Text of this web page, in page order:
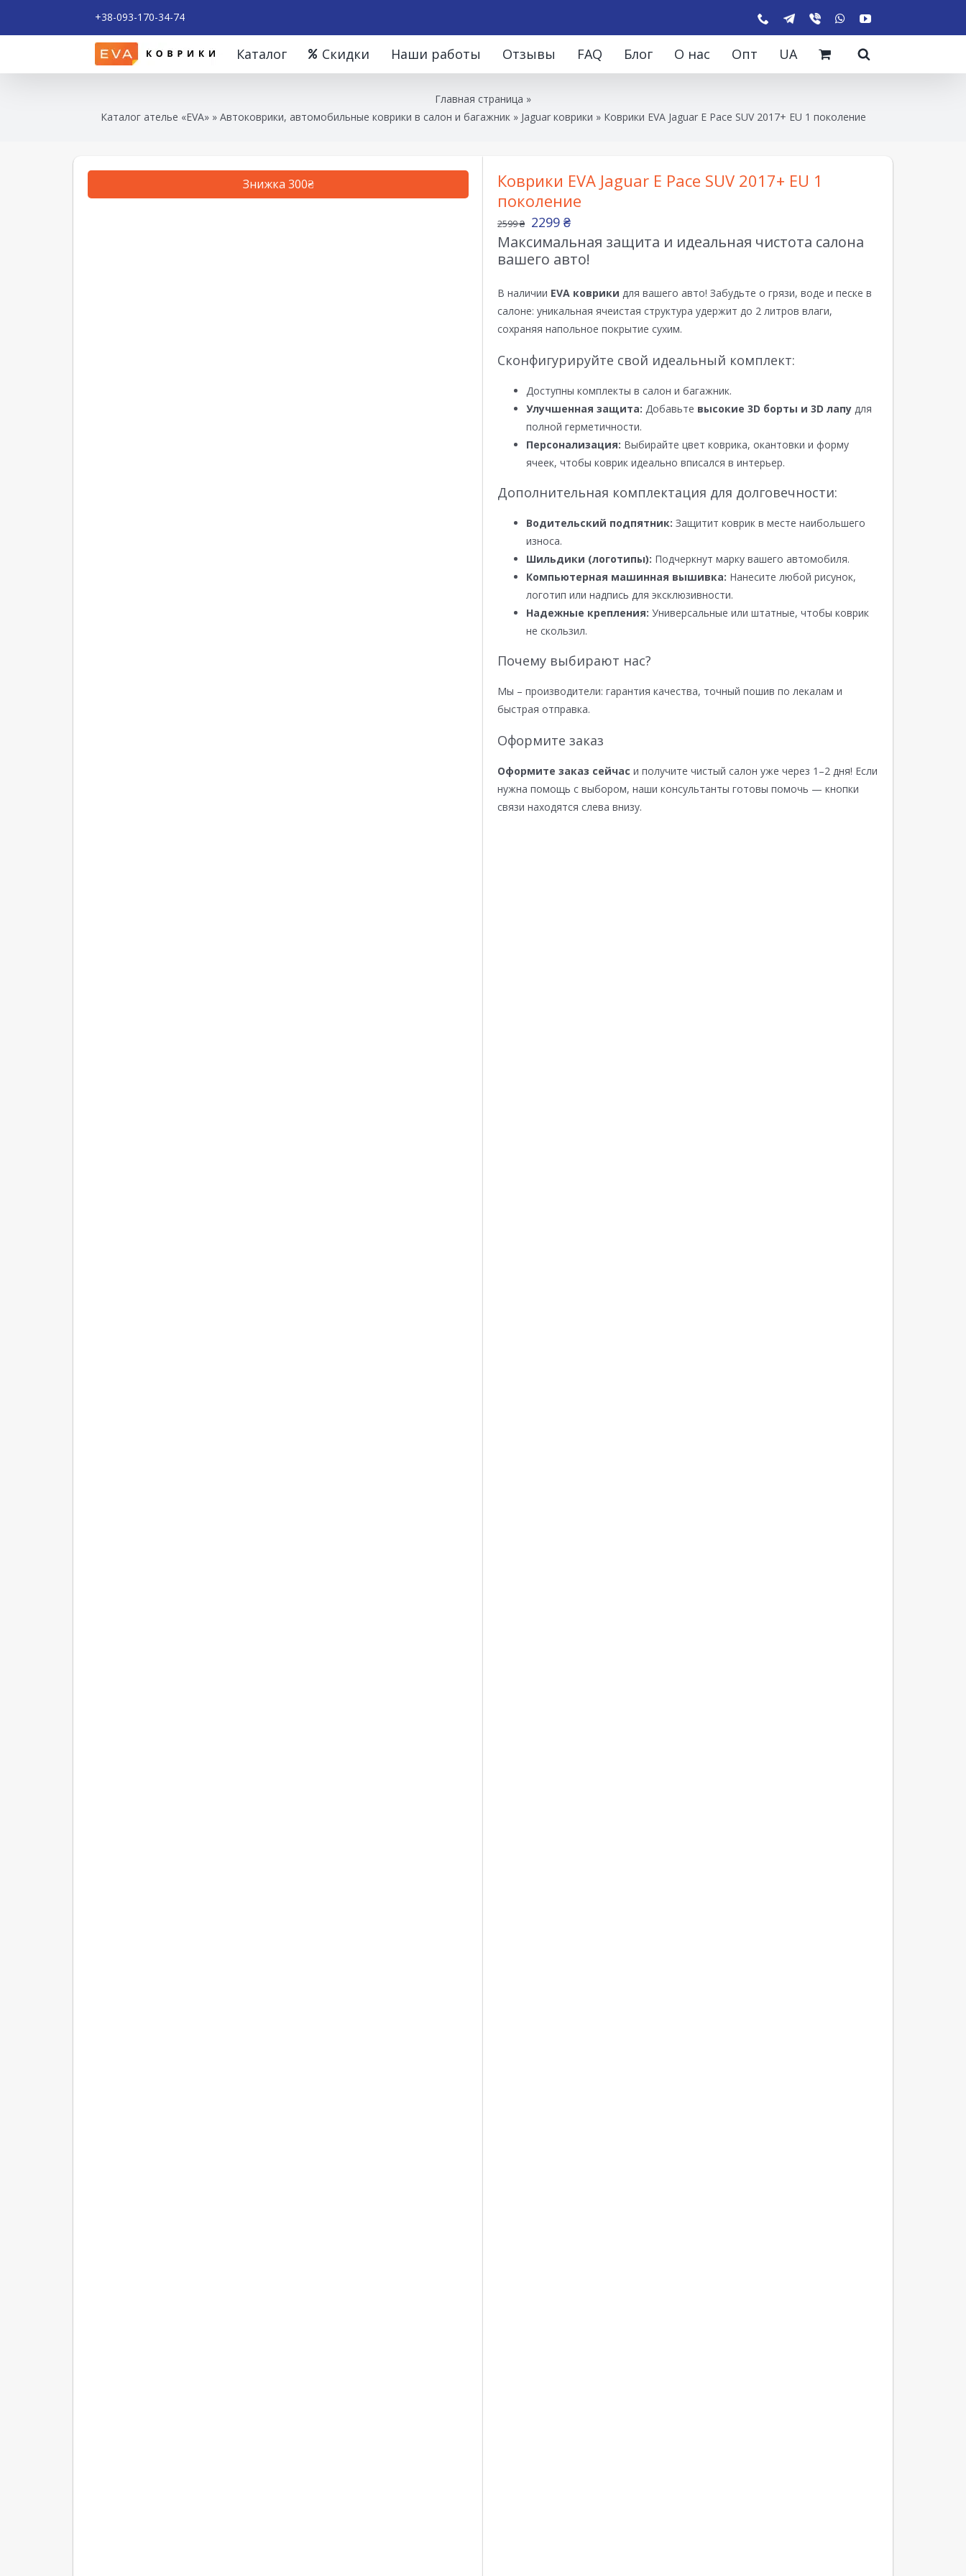
+38-093-170-34-74
Каталог Скидки Наши работы Отзывы FAQ Блог О нас Опт UA
Главная страница »
Каталог ателье «EVA»» Автоковрики, автомобильные коврики в салон и багажник » Jaguar коврики » Коврики EVA Jaguar E Pace SUV 2017+ EU 1 поколение
Знижка 300₴
Коврики EVA Jaguar E Pace SUV 2017+ EU 1
поколение
2599₴ 2299 ₴
Максимальная защита и идеальная чистота салона
вашего авто!
В наличии EVA коврики для вашего авто! Забудьте о грязи, воде и песке в
салоне: уникальная ячеистая структура удержит до 2 литров влаги,
сохраняя напольное покрытие сухим.
Сконфигурируйте свой идеальный комплект:
Доступны комплекты в салон и багажник.
Улучшенная защита: Добавьте высокие 3D борты и 3D лапу для
полной герметичности.
Персонализация: Выбирайте цвет коврика, окантовки и форму
ячеек, чтобы коврик идеально вписался в интерьер.
Дополнительная комплектация для долговечности:
Водительский подпятник: Защитит коврик в месте наибольшего
износа.
Шильдики (логотипы): Подчеркнут марку вашего автомобиля.
Компьютерная машинная вышивка: Нанесите любой рисунок,
логотип или надпись для эксклюзивности.
Надежные крепления: Универсальные или штатные, чтобы коврик
не скользил.
Почему выбирают нас?
Мы – производители: гарантия качества, точный пошив по лекалам и
быстрая отправка.
Оформите заказ
Оформите заказ сейчас и получите чистый салон уже через 1–2 дня! Если
нужна помощь с выбором, наши консультанты готовы помочь — кнопки
связи находятся слева внизу.